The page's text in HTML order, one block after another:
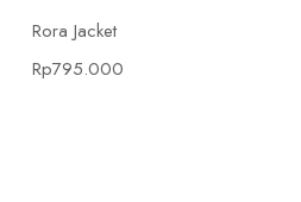
Rora Jacket
Rp795.000